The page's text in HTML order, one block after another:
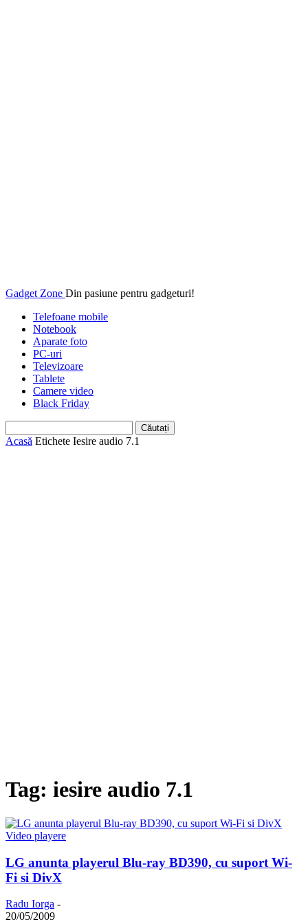
Gadget Zone Din pasiune pentru gadgeturi!
Telefoane mobile
Notebook
Aparate foto
PC-uri
Televizoare
Tablete
Camere video
Black Friday
Acasă Etichete Iesire audio 7.1
Tag: iesire audio 7.1
Video playere
LG anunta playerul Blu-ray BD390, cu suport Wi-
Fi si DivX
Radu Iorga -
20/05/2009